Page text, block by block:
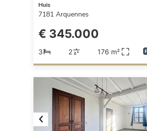
Huis
7181 Arquennes
€ 345.000
3 2 176 m²
Previous